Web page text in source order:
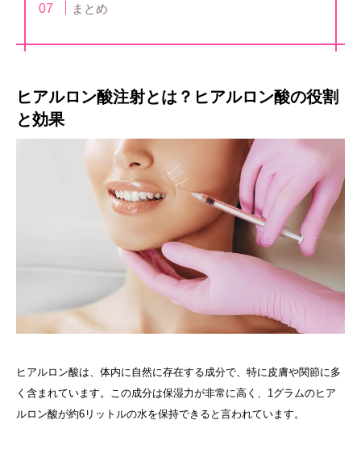
まとめ
ヒアルロン酸注射とは？ヒアルロン酸の役割
と効果
ヒアルロン酸は、体内に自然に存在する成分で、特に皮膚や関節に多
く含まれています。この成分は保湿力が非常に高く、1グラムのヒア
ルロン酸が約6リットルの水を保持できると言われています。